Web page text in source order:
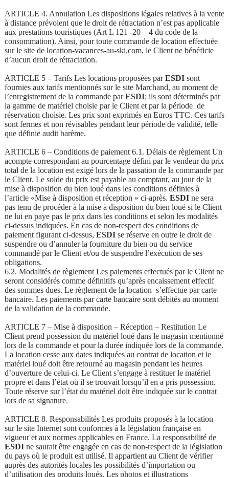
ARTICLE 4. Annulation Les dispositions légales relatives à la vente
à distance prévoient que le droit de rétractation n’est pas applicable
aux prestations touristiques (Art L 121 -20 – 4 du code de la
consommation). Ainsi, pour toute commande de location effectuée
sur le site de location-vacances-au-ski.com, le Client ne bénéficie
d’aucun droit de rétractation.
ARTICLE 5 – Tarifs Les locations proposées parESDIsont
fournies aux tarifs mentionnés sur le site Marchand, au moment de
l’enregistrement de la commande parESDI; ils sont déterminés par
la gamme de matériel choisie par le Client et par la période de
réservation choisie. Les prix sont exprimés en Euros TTC. Ces tarifs
sont fermes et non révisables pendant leur période de validité, telle
que définie audit barème.
ARTICLE 6 – Conditions de paiement 6.1. Délais de règlement Un
acompte correspondant au pourcentage défini par le vendeur du prix
total de la location est exigé lors de la passation de la commande par
le Client. Le solde du prix est payable au comptant, au jour de la
mise à disposition du bien loué dans les conditions définies à
l’article «Mise à disposition et réception » ci-après. ESDIne sera
pas tenu de procéder à la mise à disposition du bien loué si le Client
ne lui en paye pas le prix dans les conditions et selon les modalités
ci-dessus indiquées. En cas de non-respect des conditions de
paiement figurant ci-dessus, ESDIse réserve en outre le droit de
suspendre ou d’annuler la fourniture du bien ou du service
commandé par le Client et/ou de suspendre l’exécution de ses
obligations.
6.2. Modalités de règlement Les paiements effectués par le Client ne
seront considérés comme définitifs qu’après encaissement effectif
des sommes dues. Le règlement de la location s’effectue par carte
bancaire. Les paiements par carte bancaire sont débités au moment
de la validation de la commande.
ARTICLE 7 – Mise à disposition – Réception – Restitution Le
Client prend possession du matériel loué dans le magasin mentionné
lors de la commande et pour la durée indiquée lors de la commande.
La location cesse aux dates indiquées au contrat de location et le
matériel loué doit être retourné au magasin pendant les heures
d’ouverture de celui-ci. Le Client s’engage à restituer le matériel
propre et dans l’état où il se trouvait lorsqu’il en a pris possession.
Toute réserve sur l’état du matériel doit être indiquée sur le contrat
lors de sa signature.
ARTICLE 8. Responsabilités Les produits proposés à la location
sur le site Internet sont conformes à la législation française en
vigueur et aux normes applicables en France. La responsabilité de
ESDIne saurait être engagée en cas de non-respect de la législation
du pays où le produit est utilisé. Il appartient au Client de vérifier
auprès des autorités locales les possibilités d’importation ou
d’utilisation des produits loués. Les photos et illustrations